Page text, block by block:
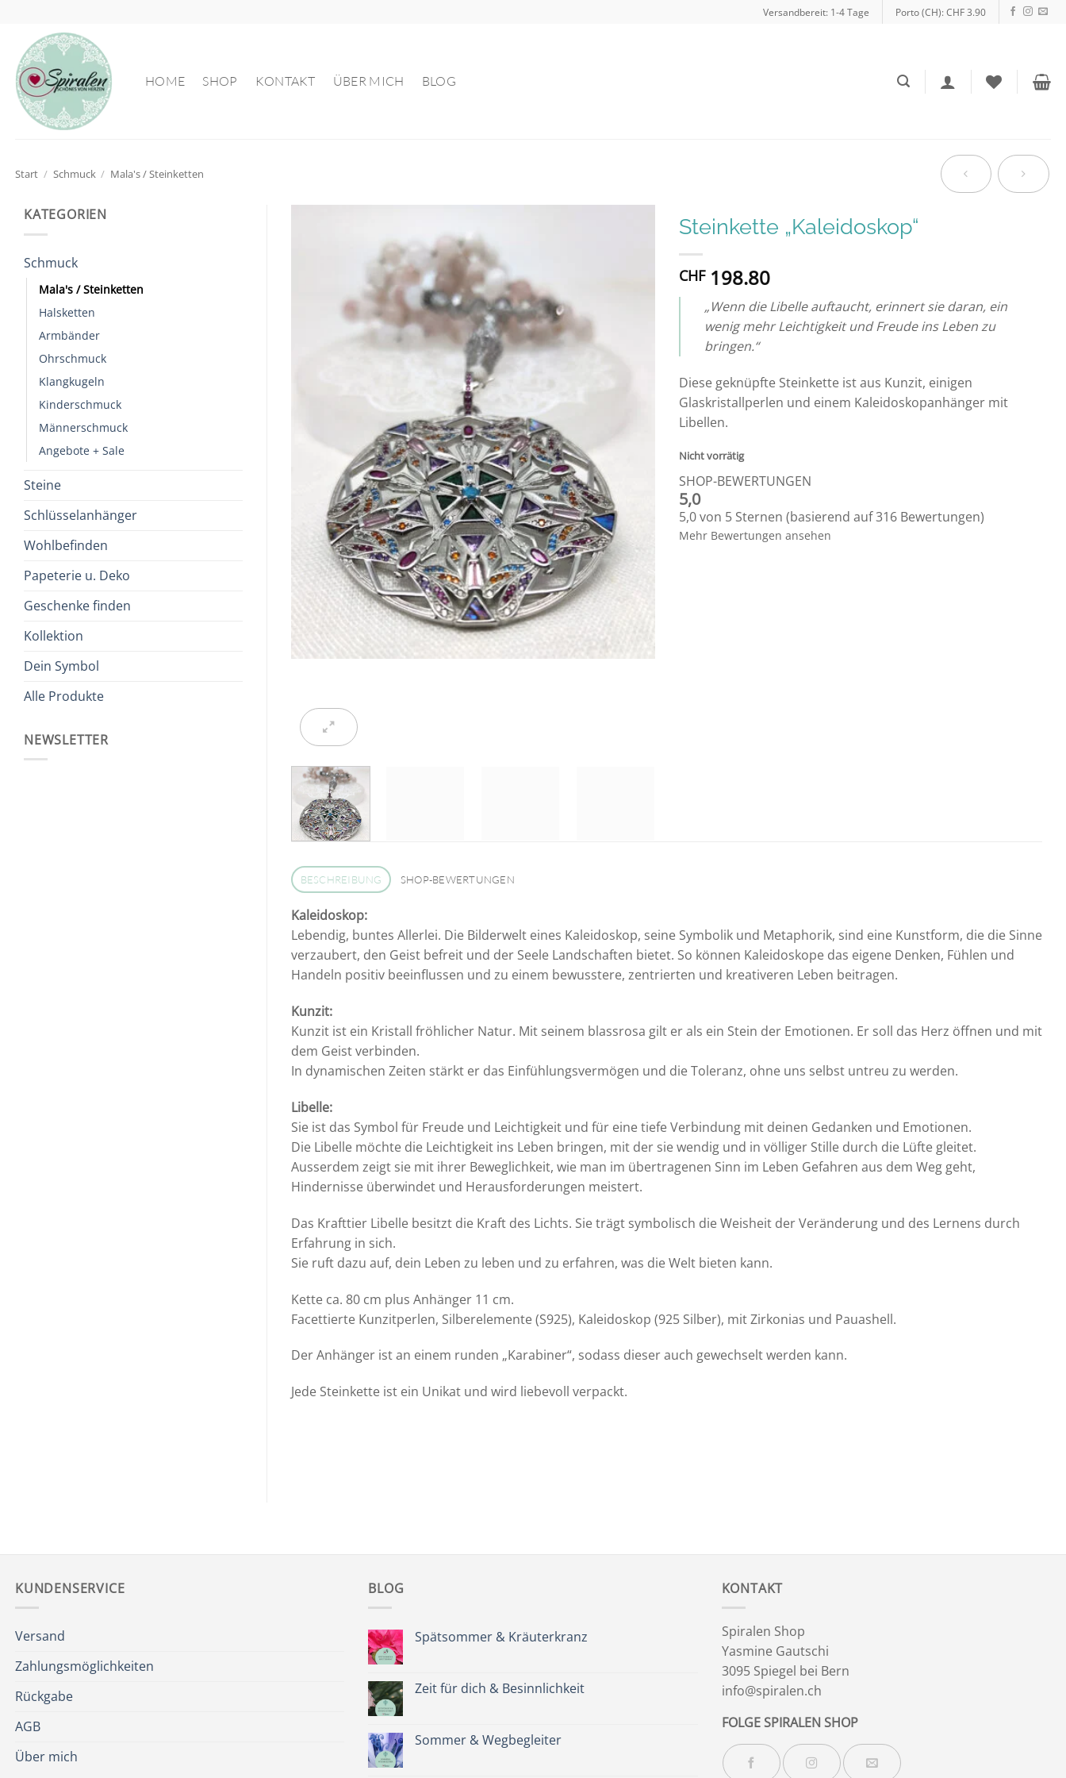
springen
Versandbereit: 1-4 Tage Porto (CH): CHF 3.90
HOME SHOP KONTAKT ÜBER MICH BLOG
Start / Schmuck / Mala's / Steinketten
KATEGORIEN
Schmuck
Mala's / Steinketten
Halsketten
Armbänder
Ohrschmuck
Klangkugeln
Kinderschmuck
Männerschmuck
Angebote + Sale
Steine
Schlüsselanhänger
Wohlbefinden
Papeterie u. Deko
Geschenke finden
Kollektion
Dein Symbol
Alle Produkte
NEWSLETTER
Steinkette „Kaleidoskop“
CHF198.80
„Wenn die Libelle auftaucht, erinnert sie daran, ein
wenig mehr Leichtigkeit und Freude ins Leben zu
bringen.“
Diese geknüpfte Steinkette ist aus Kunzit, einigen
Glaskristallperlen und einem Kaleidoskopanhänger mit
Libellen.
Nicht vorrätig
SHOP-BEWERTUNGEN
5,0
5,0 von 5 Sternen (basierend auf 316 Bewertungen)
Mehr Bewertungen ansehen
BESCHREIBUNG SHOP-BEWERTUNGEN
Kaleidoskop:
Lebendig, buntes Allerlei. Die Bilderwelt eines Kaleidoskop, seine Symbolik und Metaphorik, sind eine Kunstform, die die Sinne
verzaubert, den Geist befreit und der Seele Landschaften bietet. So können Kaleidoskope das eigene Denken, Fühlen und
Handeln positiv beeinflussen und zu einem bewusstere, zentrierten und kreativeren Leben beitragen.
Kunzit:
Kunzit ist ein Kristall fröhlicher Natur. Mit seinem blassrosa gilt er als ein Stein der Emotionen. Er soll das Herz öffnen und mit
dem Geist verbinden.
In dynamischen Zeiten stärkt er das Einfühlungsvermögen und die Toleranz, ohne uns selbst untreu zu werden.
Libelle:
Sie ist das Symbol für Freude und Leichtigkeit und für eine tiefe Verbindung mit deinen Gedanken und Emotionen.
Die Libelle möchte die Leichtigkeit ins Leben bringen, mit der sie wendig und in völliger Stille durch die Lüfte gleitet.
Ausserdem zeigt sie mit ihrer Beweglichkeit, wie man im übertragenen Sinn im Leben Gefahren aus dem Weg geht,
Hindernisse überwindet und Herausforderungen meistert.
Das Krafttier Libelle besitzt die Kraft des Lichts. Sie trägt symbolisch die Weisheit der Veränderung und des Lernens durch
Erfahrung in sich.
Sie ruft dazu auf, dein Leben zu leben und zu erfahren, was die Welt bieten kann.
Kette ca. 80 cm plus Anhänger 11 cm.
Facettierte Kunzitperlen, Silberelemente (S925), Kaleidoskop (925 Silber), mit Zirkonias und Pauashell.
Der Anhänger ist an einem runden „Karabiner“, sodass dieser auch gewechselt werden kann.
Jede Steinkette ist ein Unikat und wird liebevoll verpackt.
KUNDENSERVICE
Versand
Zahlungsmöglichkeiten
Rückgabe
AGB
Über mich
BLOG
Spätsommer & Kräuterkranz
Spätsommer
&
Zeit für dich & Besinnlichkeit
Zeit
für
Sommer & Wegbegleiter
KONTAKT
Spiralen Shop
Yasmine Gautschi
3095 Spiegel bei Bern
info@spiralen.ch
FOLGE SPIRALEN SHOP